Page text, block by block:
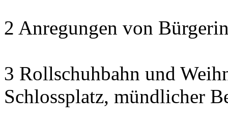
2 Anregungen von
3 Rollschuhbahn und
Schlossplatz, mündlicher